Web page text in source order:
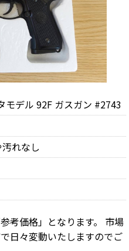
モデル 92F ガスガン #2743
れなし
考価格」となります。 市場
日々変動いたしますのでご